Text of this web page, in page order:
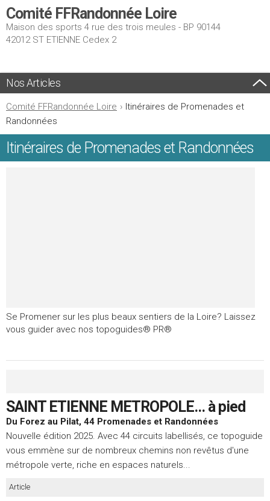
Comité FFRandonnée Loire
Maison des sports 4 rue des trois meules - BP 90144
42012 ST ETIENNE Cedex 2
Nos Articles
Comité FFRandonnée Loire › Itinéraires de Promenades et
Randonnées
Itinéraires de Promenades et Randonnées
Se Promener sur les plus beaux sentiers de la Loire? Laissez
vous guider avec nos topoguides® PR®
SAINT ETIENNE METROPOLE... à pied
Du Forez au Pilat, 44 Promenades et Randonnées
Nouvelle édition 2025. Avec 44 circuits labellisés, ce topoguide
vous emmène sur de nombreux chemins non revêtus d'une
métropole verte, riche en espaces naturels...
Article